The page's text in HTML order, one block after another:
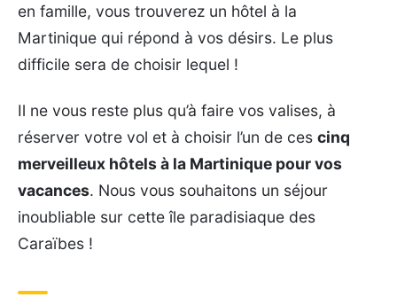
en famille, vous trouverez un hôtel à la
Martinique qui répond à vos désirs. Le plus
difficile sera de choisir lequel !
Il ne vous reste plus qu’à faire vos valises, à
réserver votre vol et à choisir l’un de ces cinq
merveilleux hôtels à la Martinique pour vos
vacances. Nous vous souhaitons un séjour
inoubliable sur cette île paradisiaque des
Caraïbes !